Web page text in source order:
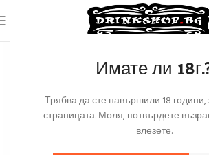
Имате ли
Трябва да сте навършили 18 години,
страницата. Моля, потвърдете
влезете.